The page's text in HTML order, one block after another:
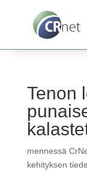
Tenon
mennessä
kehityksen